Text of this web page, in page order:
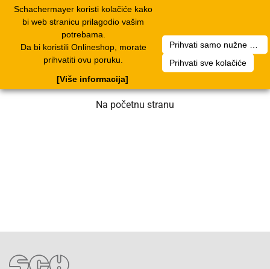
Schachermayer koristi kolačiće kako
bi web stranicu prilagodio vašim
potrebama.
Da bi koristili Onlineshop, morate
prihvatiti ovu poruku.
Prihvati sve kolačiće
[Više informacija]
Nažalost, došlo je do greške. Naš tim
radi na rješenju. Molimo za strpljenje.
Na početnu stranu